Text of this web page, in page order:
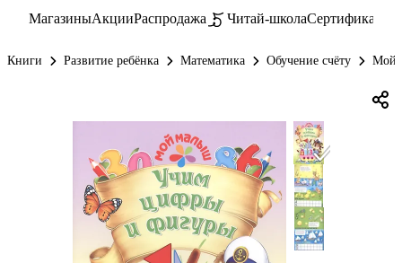
МагазиныАкцииРаспродажа Читай-школаСертификаты
Книги Развитие ребёнка Математика Обучение счёту Мой